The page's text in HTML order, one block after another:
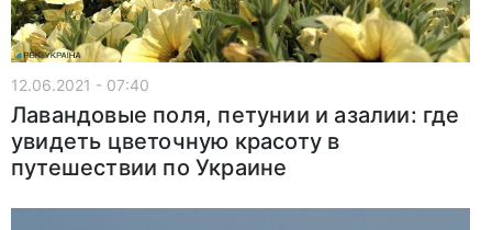
12.06.2021 - 07:40
Лавандовые поля, петунии и азалии: где
увидеть цветочную красоту в
путешествии по Украине